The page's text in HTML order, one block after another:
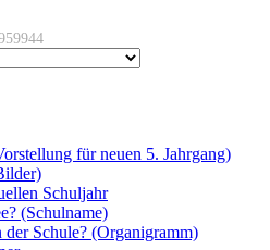
für neuen 5. Jahrgang)
Schuljahr
(Schulname)
der Schule? (Organigramm)